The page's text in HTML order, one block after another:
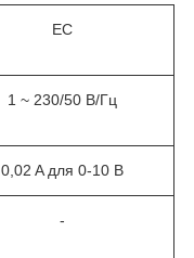
ЕС
1 ~ 230/50 В/Гц
0,02 A для 0-10 В
-